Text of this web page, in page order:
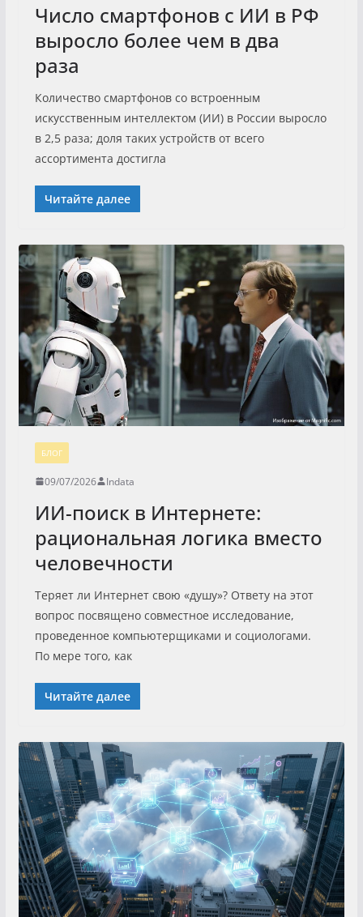
Число смартфонов с ИИ в РФ
выросло более чем в два
раза
Количество смартфонов со встроенным
искусственным интеллектом (ИИ) в России выросло
в 2,5 раза; доля таких устройств от всего
ассортимента достигла
Читайте далее
БЛОГ
09/07/2026 Indata
ИИ-поиск в Интернете:
рациональная логика вместо
человечности
Теряет ли Интернет свою «душу»? Ответу на этот
вопрос посвящено совместное исследование,
проведенное компьютерщиками и социологами.
По мере того, как
Читайте далее